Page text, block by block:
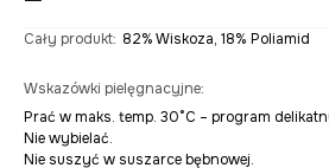
Cały produkt: 82% Wiskoza, 18% Poliamid
Wskazówki pielęgnacyjne:
Prać w maks. temp. 30°C – program
Nie wybielać.
Nie suszyć w suszarce bębnowej.